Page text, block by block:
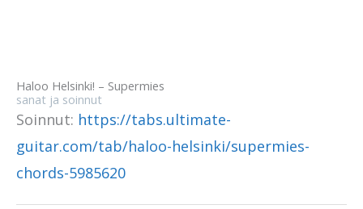
Haloo Helsinki! – Supermies
sanat ja soinnut
Soinnut: https://tabs.ultimate-
guitar.com/tab/haloo-helsinki/supermies-
chords-5985620